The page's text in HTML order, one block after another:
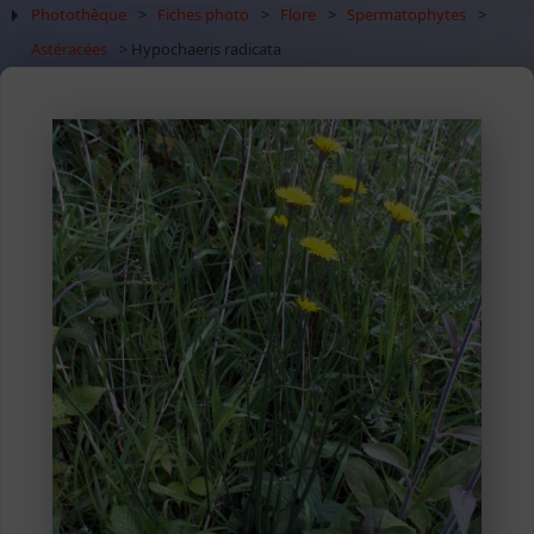
Photothèque > Fiches photo > Flore > Spermatophytes
>
Astéracées
> Hypochaeris radicata